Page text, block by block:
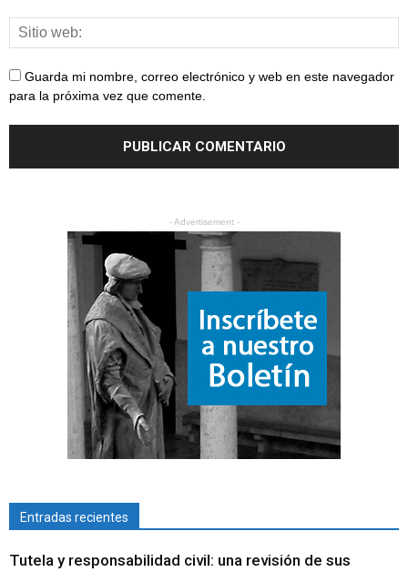
Guarda mi nombre, correo electrónico y web en este navegador
para la próxima vez que comente.
- Advertisement -
Entradas recientes
Tutela y responsabilidad civil: una revisión de sus